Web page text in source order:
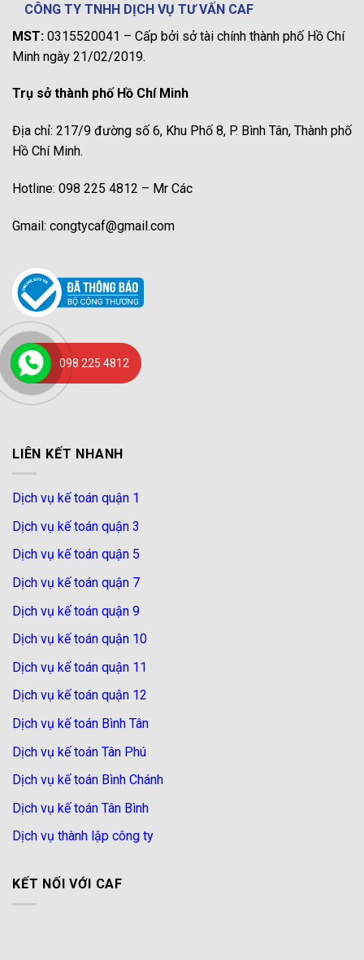
CÔNG TY TNHH DỊCH VỤ TƯ VẤN CAF
MST: 0315520041 – Cấp bởi sở tài chính thành phố Hồ Chí
Minh ngày 21/02/2019.
Trụ sở thành phố Hồ Chí Minh
Địa chỉ: 217/9 đường số 6, Khu Phố 8, P. Bình Tân, Thành phố
Hồ Chí Minh.
Hotline: 098 225 4812 – Mr Các
Gmail: congtycaf@gmail.com
LIÊN KẾT NHANH
Dịch vụ kế toán quận 1
Dịch vụ kế toán quận 3
Dịch vụ kế toán quận 5
Dịch vụ kế toán quận 7
Dịch vụ kế toán quận 9
Dịch vụ kế toán quận 10
Dịch vụ kế toán quận 11
Dịch vụ kế toán quận 12
Dịch vụ kế toán Bình Tân
Dịch vụ kế toán Tân Phú
Dịch vụ kế toán Bình Chánh
Dịch vụ kế toán Tân Bình
Dịch vụ thành lập công ty
KẾT NỐI VỚI CAF
098 225 4812